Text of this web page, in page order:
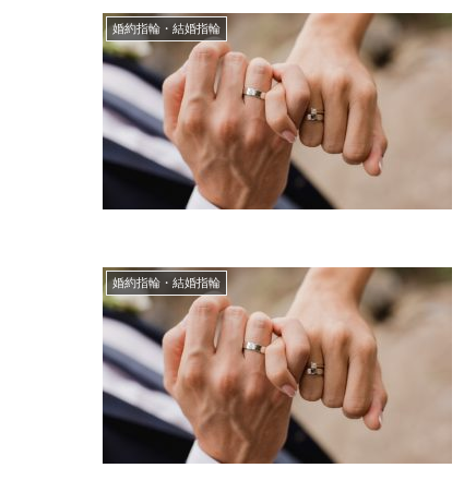
婚約指輪・結婚指輪
婚約指輪・結婚指輪